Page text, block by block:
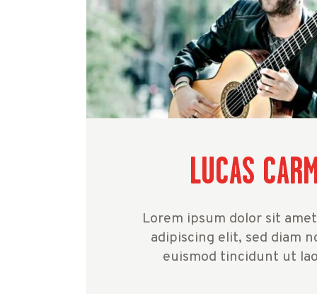
LUCAS
Lorem ipsum dolor sit
adipiscing elit, sed diam
euismod tincidunt ut